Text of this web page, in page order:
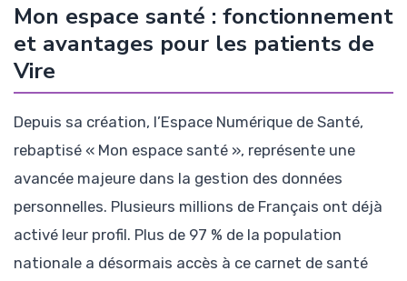
Mon espace santé : fonctionnement
et avantages pour les patients de
Vire
Depuis sa création, l’Espace Numérique de Santé,
rebaptisé « Mon espace santé », représente une
avancée majeure dans la gestion des données
personnelles. Plusieurs millions de Français ont déjà
activé leur profil. Plus de 97 % de la population
nationale a désormais accès à ce carnet de santé